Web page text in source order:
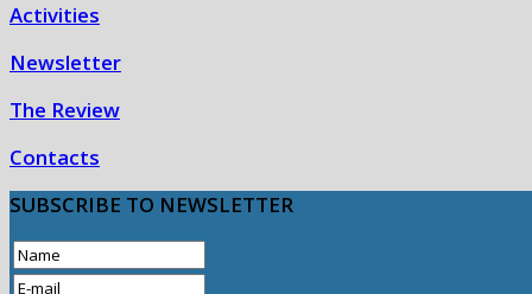
Activities
Newsletter
The Review
Contacts
SUBSCRIBE TO NEWSLETTER